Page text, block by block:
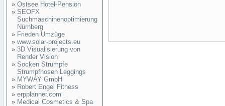
» Ostsee Hotel-Pension
» SEOFX
Suchmaschinenoptimierung
Nürnberg
» Frieden Umzüge
» www.solar-projects.eu
» 3D Visualisierung von
Render Vision
» Socken Strümpfe
Strumpfhosen Leggings
» MYWAY GmbH
» Robert Engel Fitness
» erpplanner.com
» Medical Cosmetics & Spa